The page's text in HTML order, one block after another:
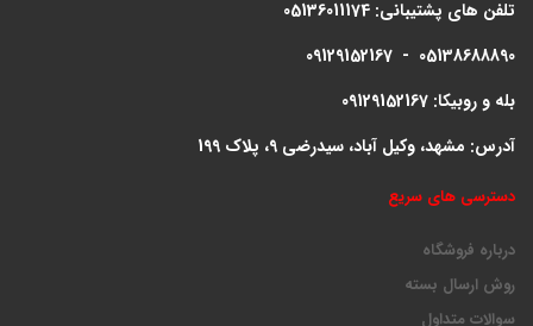
تلفن های پشتیبانی: 05136011174
09129152167 - 05138688890
بله و روبیکا: 09129152167
آدرس: مشهد، وکیل آباد، سیدرضی 9، پلاک 199
دسترسی های سریع
درباره فروشگاه
روش ارسال بسته
سوالات متداول